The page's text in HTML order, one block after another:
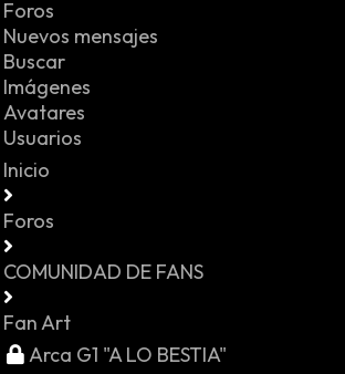
Foros
Nuevos mensajes
Buscar
Imágenes
Avatares
Usuarios
Inicio
Foros
COMUNIDAD DE FANS
Fan Art
Arca G1 "A LO BESTIA"